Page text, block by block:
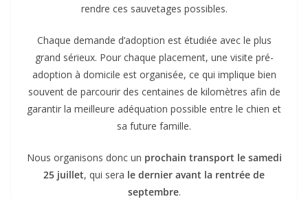
rendre ces sauvetages possibles.
Chaque demande d’adoption est étudiée avec le plus
grand sérieux. Pour chaque placement, une visite pré-
adoption à domicile est organisée, ce qui implique bien
souvent de parcourir des centaines de kilomètres afin de
garantir la meilleure adéquation possible entre le chien et
sa future famille.
Nous organisons donc un prochain transport le samedi
25 juillet, qui sera le dernier avant la rentrée de
septembre.